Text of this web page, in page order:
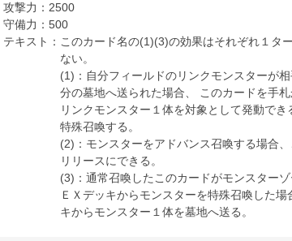
攻撃力： 2500
守備力： 500
テキスト： このカード名の(1)(3)の効果はそれぞれ１タ
ない。
(1)：自分フィールドのリンクモンスターが
分の墓地へ送られた場合、 このカードを手
リンクモンスター１体を対象として発動で
特殊召喚する。
(2)：モンスターをアドバンス召喚する場合
リリースにできる。
(3)：通常召喚したこのカードがモンスター
ＥＸデッキからモンスターを特殊召喚した
キからモンスター１体を墓地へ送る。